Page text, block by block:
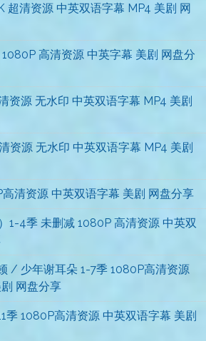
超清资源 中英双语字幕 MP4 美剧 网
高清资源 中英字幕 美剧 网盘分
资源 无水印 中英双语字幕 MP4 美剧
资源 无水印 中英双语字幕 MP4 美剧
清资源 中英双语字幕 美剧 网盘分享
1-4季 未删减 1080P 高清资源 中英双
/ 少年谢耳朵 1-7季 1080P高清资源
网盘分享
季 1080P高清资源 中英双语字幕 美剧